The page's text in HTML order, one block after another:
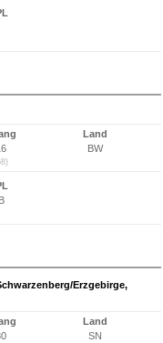
Land
BW
Erzgebirge,
Land
SN